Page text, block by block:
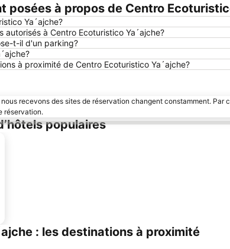
posées à propos de Centro
Ya´ajche?
à Centro Ecoturistico Ya´ajche?
t-il d'un parking?
à proximité de Centro Ecoturistico Ya´ajche?
recevons des sites de réservation changent constamment. Par
réservation.
populaires
: les destinations à proximité